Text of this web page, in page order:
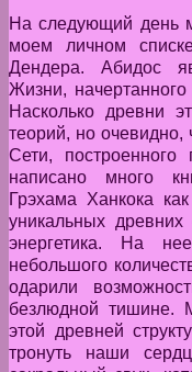
На следующий день
моем личном
Дендера. Абидос
Жизни,
Насколько древни
теорий, но очевидно,
Сети,
написано много
Грэхама Ханкока
уникальных древних
энергетика. На
небольшого
одарили
безлюдной тишине.
этой древней
тронуть наши